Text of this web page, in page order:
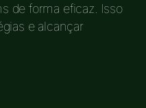
de forma eficaz. Isso
e alcançar